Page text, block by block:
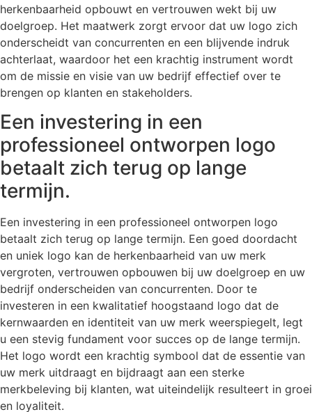
herkenbaarheid opbouwt en vertrouwen wekt bij uw
doelgroep. Het maatwerk zorgt ervoor dat uw logo zich
onderscheidt van concurrenten en een blijvende indruk
achterlaat, waardoor het een krachtig instrument wordt
om de missie en visie van uw bedrijf effectief over te
brengen op klanten en stakeholders.
Een investering in een
professioneel ontworpen logo
betaalt zich terug op lange
termijn.
Een investering in een professioneel ontworpen logo
betaalt zich terug op lange termijn. Een goed doordacht
en uniek logo kan de herkenbaarheid van uw merk
vergroten, vertrouwen opbouwen bij uw doelgroep en uw
bedrijf onderscheiden van concurrenten. Door te
investeren in een kwalitatief hoogstaand logo dat de
kernwaarden en identiteit van uw merk weerspiegelt, legt
u een stevig fundament voor succes op de lange termijn.
Het logo wordt een krachtig symbool dat de essentie van
uw merk uitdraagt en bijdraagt aan een sterke
merkbeleving bij klanten, wat uiteindelijk resulteert in groei
en loyaliteit.